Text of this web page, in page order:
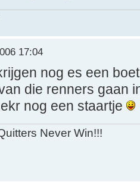
17:04
nog es een
die renners gaan
nog een staartje
Never Win!!!